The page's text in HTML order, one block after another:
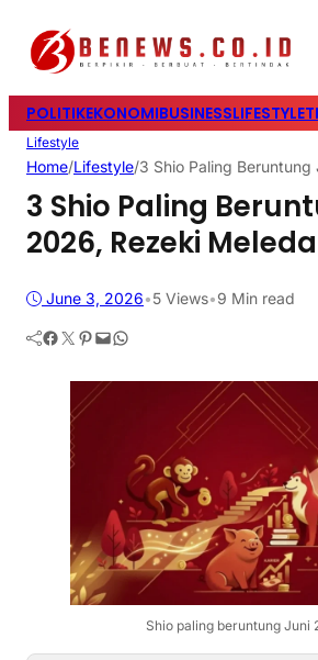
POLITIKEKONOMIBUSINESSLIFESTYLE
Lifestyle
Home/Lifestyle/3 Shio Paling
3 Shio Paling
2026, Rezeki
June 3, 2026•5 Views•9 Min read
Facebook Twitter Pinterest Mail WhatsApp
Shio paling beruntung Juni